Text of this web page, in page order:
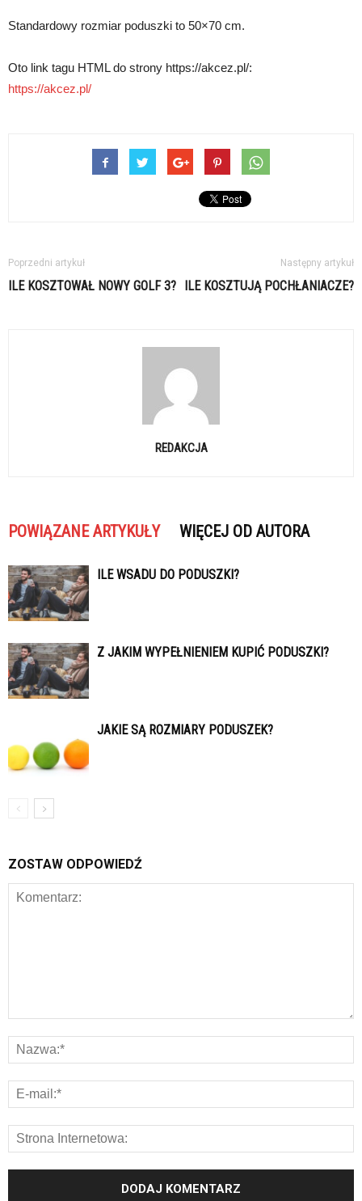
Standardowy rozmiar poduszki to 50×70 cm.
Oto link tagu HTML do strony https://akcez.pl/:
https://akcez.pl/
Poprzedni artykuł
ILE KOSZTOWAŁ NOWY GOLF 3?
Następny artykuł
ILE KOSZTUJĄ POCHŁANIACZE?
REDAKCJA
POWIĄZANE ARTYKUŁY WIĘCEJ OD AUTORA
ILE WSADU DO PODUSZKI?
Z JAKIM WYPEŁNIENIEM KUPIĆ PODUSZKI?
JAKIE SĄ ROZMIARY PODUSZEK?
ZOSTAW ODPOWIEDŹ